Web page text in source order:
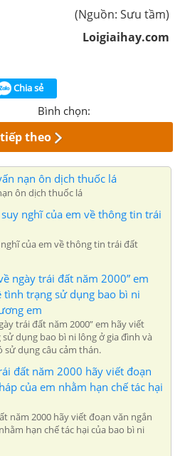
(Nguồn: Sưu tầm)
Loigiaihay.com
Chia sẻ
Bình chọn:
theo
nạn ôn dịch thuốc lá
ôn dịch thuốc lá
nghĩ của em về thông tin trái
của em về thông tin trái đất
ngày trái đất năm 2000” em
trạng sử dụng bao bì ni
em
trái đất năm 2000” em hãy viết
dụng bao bì ni lông ở gia đình và
dụng câu cảm thán.
đất năm 2000 hãy viết đoạn
của em nhằm hạn chế tác hại
năm 2000 hãy viết đoạn văn ngắn
hạn chế tác hại của bao bì ni